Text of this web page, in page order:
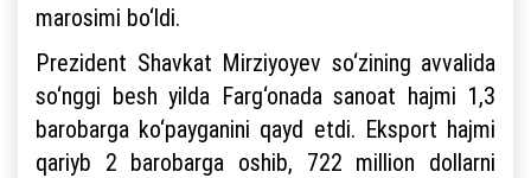
marosimi bo‘ldi.
Prezident Shavkat Mirziyoyev so‘zining avvalida
so‘nggi besh yilda Farg‘onada sanoat hajmi 1,3
barobarga ko‘payganini qayd etdi. Eksport hajmi
qariyb 2 barobarga oshib, 722 million dollarni